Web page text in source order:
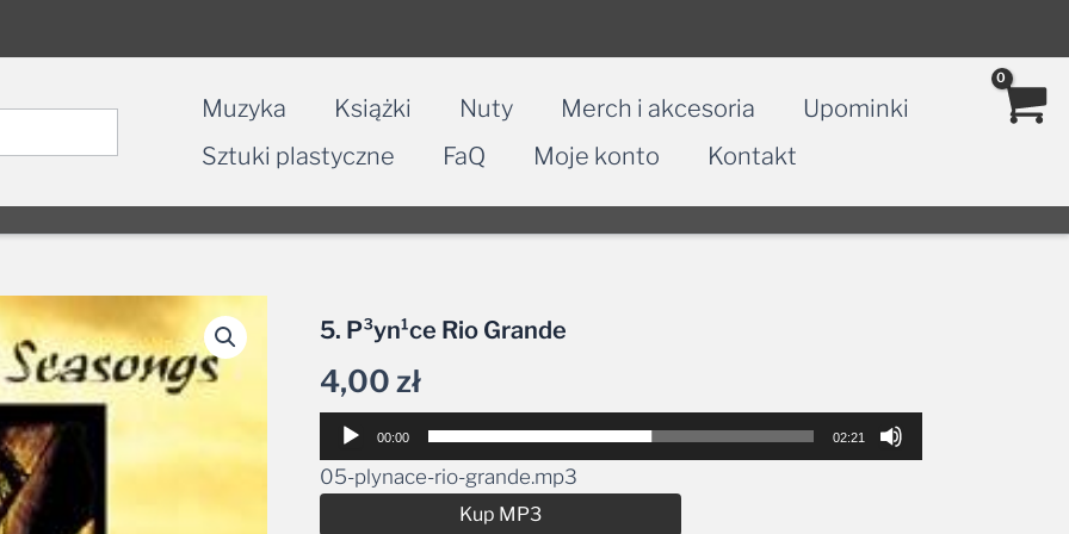
Muzyka Książki Nuty Merch i akcesoria
Upominki
Sztuki plastyczne
FaQ Moje konto Kontakt
5. P³yn¹ce Rio Grande
4,00zł
Odtwarzacz
plików
dźwiękowych
00:00 02:21
05-plynace-rio-grande.mp3
Kup MP3